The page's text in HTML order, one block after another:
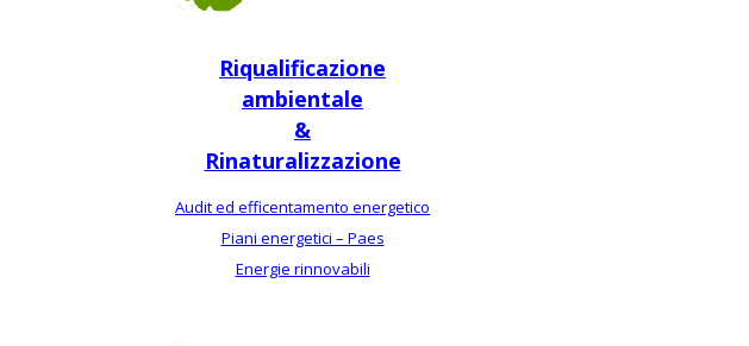
Riqualificazione
ambientale
&
Rinaturalizzazione
Audit ed efficentamento energetico
Piani energetici – Paes
Energie rinnovabili